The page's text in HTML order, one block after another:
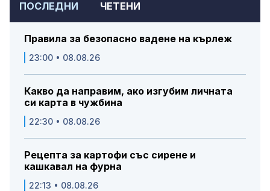
ПОСЛЕДНИ ЧЕТЕНИ
Правила за безопасно вадене на кърлеж
23:00 • 08.08.26
Какво да направим, ако изгубим личната
си карта в чужбина
22:30 • 08.08.26
Рецепта за картофи със сирене и
кашкавал на фурна
22:13 • 08.08.26